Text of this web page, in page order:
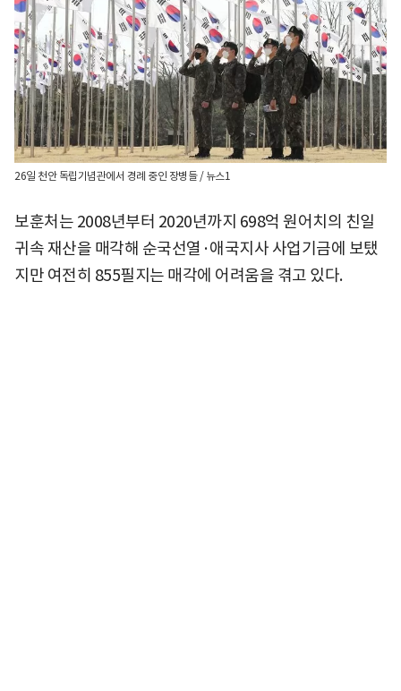
26일 천안 독립기념관에서 경례 중인 장병들 / 뉴스1
보훈처는 2008년부터 2020년까지 698억 원어치의 친일
귀속 재산을 매각해 순국선열·애국지사 사업기금에 보탰
지만 여전히 855필지는 매각에 어려움을 겪고 있다.